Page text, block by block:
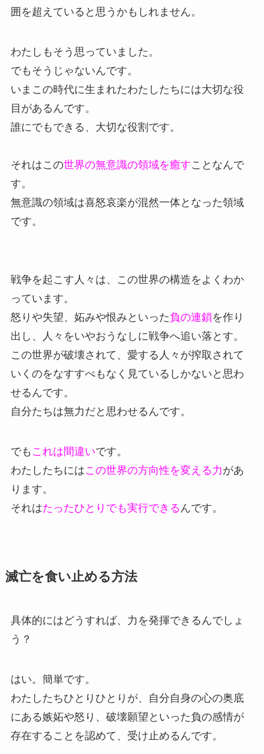
囲を超えていると思うかもしれません。
わたしもそう思っていました。
でもそうじゃないんです。
いまこの時代に生まれたわたしたちには大切な役
目があるんです。
誰にでもできる、大切な役割です。
それはこの世界の無意識の領域を癒すことなんで
す。
無意識の領域は喜怒哀楽が混然一体となった領域
です。
戦争を起こす人々は、この世界の構造をよくわか
っています。
怒りや失望、妬みや恨みといった負の連鎖を作り
出し、人々をいやおうなしに戦争へ追い落とす。
この世界が破壊されて、愛する人々が搾取されて
いくのをなすすべもなく見ているしかないと思わ
せるんです。
自分たちは無力だと思わせるんです。
でも これは間違いです。
わたしたちにはこの世界の方向性を変える力があ
ります。
それはたったひとりでも実行できる んです。
滅亡を食い止める方法
具体的にはどうすれば、力を発揮できるんでしょ
う？
はい。簡単です。
わたしたちひとりひとりが、自分自身の心の奥底
にある嫉妬や怒り、破壊願望といった負の感情が
存在することを認めて、受け止めるんです。